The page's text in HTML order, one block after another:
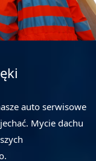
auto serwisowe
Mycie dachu